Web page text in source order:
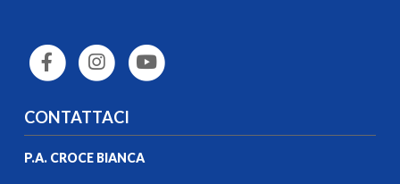
CONTATTACI
P.A. CROCE BIANCA